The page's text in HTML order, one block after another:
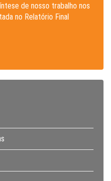
de nosso trabalho nos
no Relatório Final